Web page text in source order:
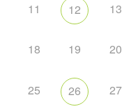
11 12 13
18 19 20
25 26 27